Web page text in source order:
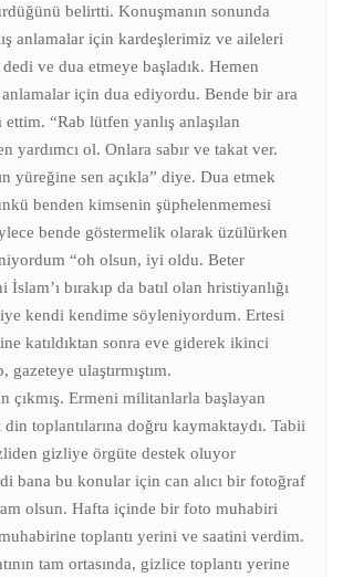
belirtti. Konuşmanın sonunda
anlamalar için kardeşlerimiz ve aileleri
ve dua etmeye başladık. Hemen
anlamalar için dua ediyordu. Bende bir ara
“Rab lütfen yanlış anlaşılan
yardımcı ol. Onlara sabır ve takat ver.
yüreğine sen açıkla” diye. Dua etmek
benden kimsenin şüphelenmemesi
bende göstermelik olarak üzülürken
“oh olsun, iyi oldu. Beter
bırakıp da batıl olan hristiyanlığı
kendi kendime söyleniyordum. Ertesi
katıldıktan sonra eve giderek ikinci
gazeteye ulaştırmıştım.
çıkmış. Ermeni militanlarla başlayan
toplantılarına doğru kaymaktaydı. Tabii
gizliye örgüte destek oluyor
bana bu konular için can alıcı bir fotoğraf
olsun. Hafta içinde bir foto muhabiri
toplantı yerini ve saatini verdim.
tam ortasında, gizlice toplantı yerine